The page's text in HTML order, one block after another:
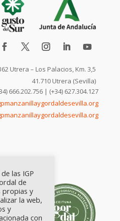
Utrera – Los Palacios, Km. 3,5
41.710 Utrera (Sevilla)
666.202.756 | (+34) 627.304.127
las IGP
de
propias y
la web,
y
con